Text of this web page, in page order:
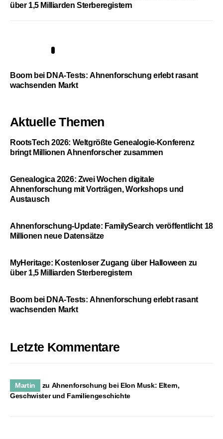
über 1,5 Milliarden Sterberegistern
Boom bei DNA-Tests: Ahnenforschung erlebt rasant
wachsenden Markt
Aktuelle Themen
RootsTech 2026: Weltgrößte Genealogie-Konferenz
bringt Millionen Ahnenforscher zusammen
Genealogica 2026: Zwei Wochen digitale
Ahnenforschung mit Vorträgen, Workshops und
Austausch
Ahnenforschung-Update: FamilySearch veröffentlicht 18
Millionen neue Datensätze
MyHeritage: Kostenloser Zugang über Halloween zu
über 1,5 Milliarden Sterberegistern
Boom bei DNA-Tests: Ahnenforschung erlebt rasant
wachsenden Markt
Letzte Kommentare
Martin zu Ahnenforschung bei Elon Musk: Eltern,
Geschwister und Familiengeschichte